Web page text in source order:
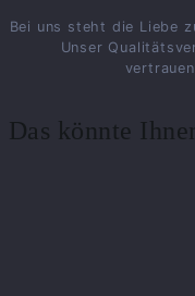
Bei uns steht die Liebe
Unser
Das könnte